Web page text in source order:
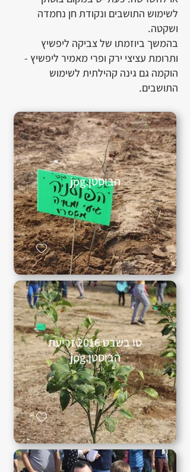
לשימוש התושבים ונקודת חן נחמדה
ושקטה.
בהמשך ביוזמתו של צביקה ליפשיץ
ותרומת עציצי ירק ופרי מאמיר ליפשיץ -
הוקמה גם גינה קהילתית לשימוש
התושבים.
הבוסטן.jpg
טו בשבט 2016 זריעת
הבוסטן.jpg